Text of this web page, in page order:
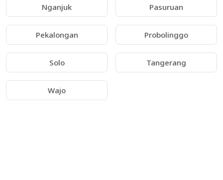
Nganjuk Pasuruan
Pekalongan Probolinggo
Solo Tangerang
Wajo